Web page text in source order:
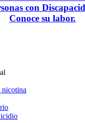
con
Conoce su labor.